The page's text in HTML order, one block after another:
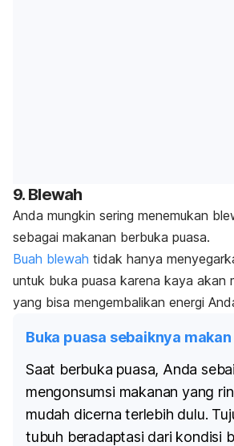
9. Blewah
Anda mungkin sering menemukan
sebagai makanan berbuka puasa.
Buah blewah tidak hanya
untuk buka puasa karena kaya akan
yang bisa mengembalikan energi
Buka puasa sebaiknya makan
Saat berbuka puasa, Anda
mengonsumsi makanan yang
mudah dicerna terlebih dulu.
tubuh beradaptasi dari kondisi